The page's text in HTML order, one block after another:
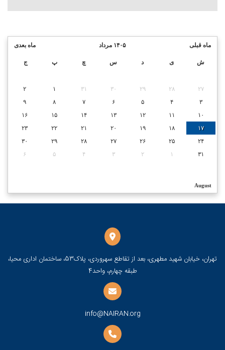
ماه بعدی ۱۴۰۵ مرداد ماه قبلی
ش ی د س چ پ ج
۲۷ ۲۸ ۲۹ ۳۰ ۳۱ ۱
۲
۳
۴ ۵ ۶ ۷ ۸
۹
۱۰
۱۱ ۱۲ ۱۳ ۱۴ ۱۵
۱۶
۱۷
۱۸ ۱۹ ۲۰ ۲۱ ۲۲
۲۳
۲۴
۲۵ ۲۶ ۲۷ ۲۸ ۲۹
۳۰
۳۱
۱ ۲ ۳ ۴ ۵ ۶
August
تهران، خیابان شهید مطهری، بعد از تقاطع سهروردی، پلاک53، ساختمان اداری محیا،
طبقه چهارم، واحد4
info@NAIRAN.org